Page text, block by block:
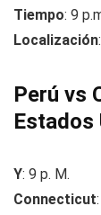
Tiempo: 9
Localización
Perú vs
Estados
Y: 9 p. M.
Connecticut